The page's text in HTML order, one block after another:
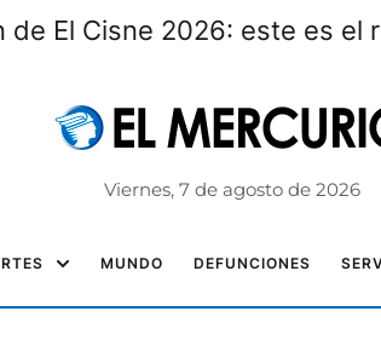
de El Cisne 2026: este es el
Viernes, 7 de agosto de 2026
MUNDO DEFUNCIONES